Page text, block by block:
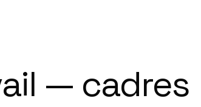
— cadres